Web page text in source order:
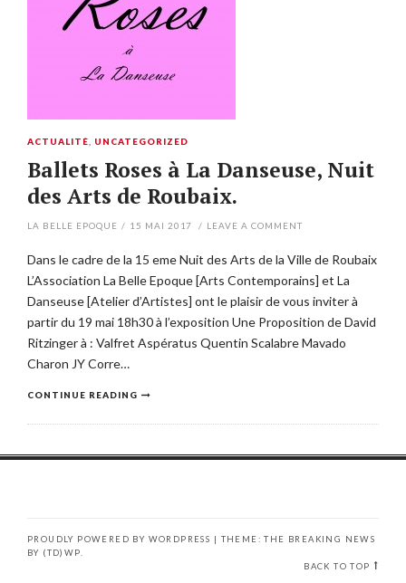
ACTUALITÉ UNCATEGORIZED
Ballets Roses à La Danseuse, Nuit
des Arts de Roubaix.
LA BELLE EPOQUE / 15 MAI 2017 / LEAVE A COMMENT
Dans le cadre de la 15 eme Nuit des Arts de la Ville de Roubaix
L’Association La Belle Epoque [Arts Contemporains] et La
Danseuse [Atelier d’Artistes] ont le plaisir de vous inviter à
partir du 19 mai 18h30 à l’exposition Une Proposition de David
Ritzinger à : Valfret Aspératus Quentin Scalabre Mavado
Charon JY Corre…
CONTINUE READING
PROUDLY POWERED BY WORDPRESS | THEME: THE BREAKING NEWS
BY (TD)WP.
BACK TO TOP